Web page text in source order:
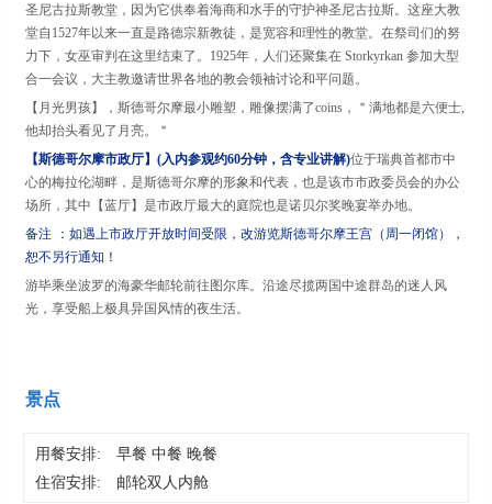
圣尼古拉斯教堂，因为它供奉着海商和水手的守护神圣尼古拉斯。这座大教
堂自 1527年以来一直是路德宗新教徒，是宽容和理性的教堂。在祭司们的努
力下，女巫审判在这里结束了。1925年，人们还聚集在 Storkyrkan 参加大型
合一会议，大主教邀请世界各地的教会领袖讨论和平问题。
【月光男孩】，斯德哥尔摩最小雕塑，雕像摆满了coins，＂满地都是六便士,
他却抬头看见了月亮。＂
【斯德哥尔摩市政厅】 (入内参观约60分钟，含专业讲解)位于瑞典首都市中
心的梅拉伦湖畔，是斯德哥尔摩的形象和代表，也是该市市政委员会的办公
场所，其中【蓝厅】是市政厅最大的庭院也是诺贝尔奖晚宴举办地。
备注
：如遇上市政厅开放时间受限，改游览斯德哥尔摩王宫（周一闭馆），
恕不另行通知！
游毕乘坐波罗的海豪华邮轮前往图尔库。沿途尽揽两国中途群岛的迷人风
光，享受船上极具异国风情的夜生活。
景点
用餐安排:
早餐 中餐 晚餐
住宿安排:
邮轮双人内舱